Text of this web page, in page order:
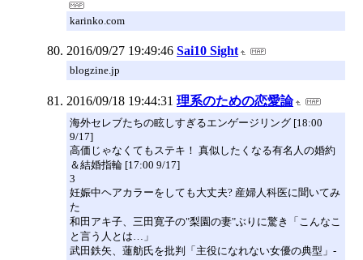
karinko.com
2016/09/27 19:49:46 Sai10 Sight
blogzine.jp
2016/09/18 19:44:31 理系のための恋愛論
海外セレブたちの眩しすぎるエンゲージリング [18:00
9/17]
高価じゃなくてもステキ！ 真似したくなる有名人の婚約
＆結婚指輪 [17:00 9/17]
3
妊娠中ヘアカラーをしても大丈夫? 産婦人科医に聞いてみ
た
和田アキ子、三田寛子の"梨園の妻"ぶりに驚き「こんなこ
と言う人とは…」
武田鉄矢、蓮舫氏を批判「主役になれない女優の典型」-